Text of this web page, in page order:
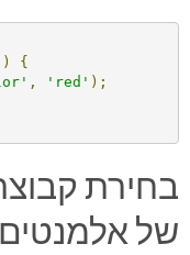
{
, 'red' );
בחירת
של אלמנטים